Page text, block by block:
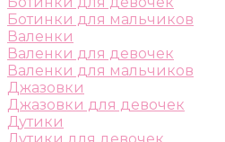
Ботинки для мальчиков
Валенки
Валенки для девочек
Валенки для мальчиков
Джазовки
Джазовки для девочек
Дутики